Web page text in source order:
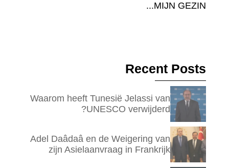
MIJN GEZIN...
Recent Posts
Waarom heeft Tunesië Jelassi van
UNESCO verwijderd?
Adel Daâdaâ en de Weigering van
zijn Asielaanvraag in Frankrijk